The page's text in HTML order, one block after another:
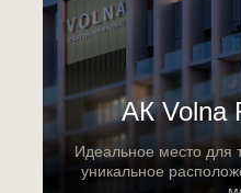
Идеальное место для
уникальное
АК Volna